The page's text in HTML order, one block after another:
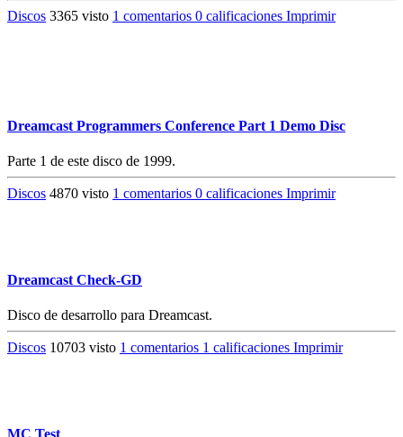
Discos 3365 visto 1 comentarios 0 calificaciones Imprimir
Dreamcast Programmers Conference Part 1 Demo Disc
Parte 1 de este disco de 1999.
Discos 4870 visto 1 comentarios 0 calificaciones Imprimir
Dreamcast Check-GD
Disco de desarrollo para Dreamcast.
Discos 10703 visto 1 comentarios 1 calificaciones Imprimir